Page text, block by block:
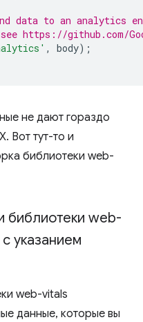
data to an analytics
https://github.com/
, body);
не дают гораздо
Вот тут-то и
библиотеки web-
библиотеки web-
указанием
web-vitals
данные, которые вы